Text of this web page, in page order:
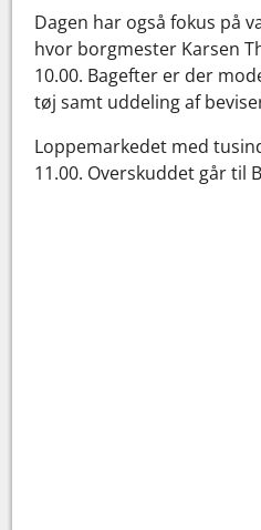
Dagen har også fokus på
hvor borgmester Karsen
10.00. Bagefter er der
tøj samt uddeling af
Loppemarkedet med
11.00. Overskuddet går til